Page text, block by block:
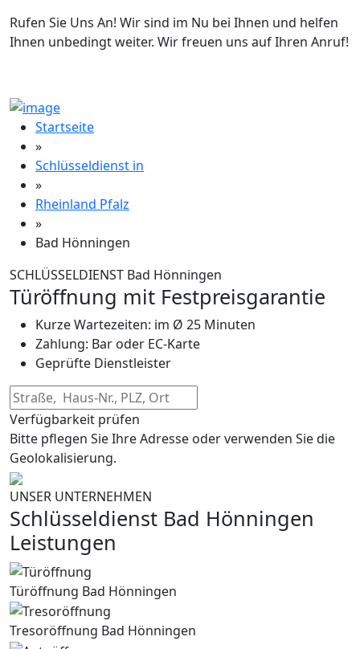
Rufen Sie Uns An! Wir sind im Nu bei Ihnen und helfen
Ihnen unbedingt weiter. Wir freuen uns auf Ihren Anruf!
Startseite
»
Schlüsseldienst in
»
Rheinland Pfalz
»
Bad Hönningen
SCHLÜSSELDIENST Bad Hönningen
Türöffnung mit Festpreisgarantie
Kurze Wartezeiten: im Ø 25 Minuten
Zahlung: Bar oder EC-Karte
Geprüfte Dienstleister
Verfügbarkeit prüfen
Bitte pflegen Sie Ihre Adresse oder verwenden Sie die
Geolokalisierung.
UNSER UNTERNEHMEN
Schlüsseldienst Bad Hönningen
Leistungen
Türöffnung Bad Hönningen
Tresoröffnung Bad Hönningen